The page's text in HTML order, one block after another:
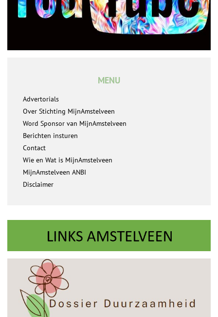
MENU
Advertorials
Over Stichting MijnAmstelveen
Word Sponsor van MijnAmstelveen
Berichten insturen
Contact
Wie en Wat is MijnAmstelveen
MijnAmstelveen ANBI
Disclaimer